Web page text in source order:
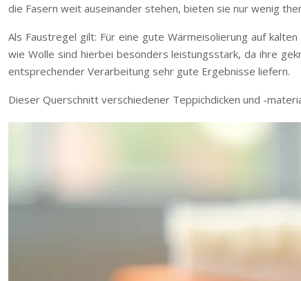
die Fasern weit auseinander stehen, bieten sie nur wenig
Als Faustregel gilt: Für eine gute Wärmeisolierung auf
wie Wolle sind hierbei besonders leistungsstark, da ihre
entsprechender Verarbeitung sehr gute Ergebnisse liefern.
Dieser Querschnitt verschiedener Teppichdicken und -